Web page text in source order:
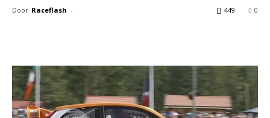
Door Raceflash - 0
449